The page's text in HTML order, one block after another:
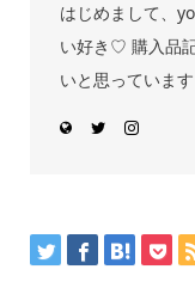
はじめまして、
い好き♡ 購入品
いと思っています